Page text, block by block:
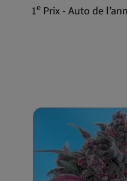
1e Prix - Auto de